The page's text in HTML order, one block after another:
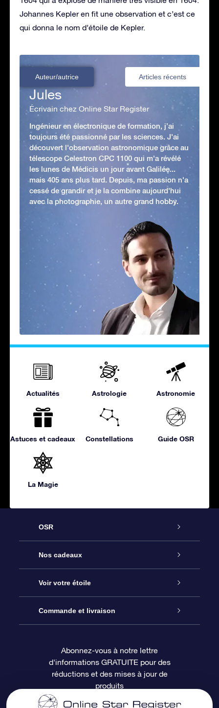
Johannes Kepler en fit une observation et c’est ce
qui donna le nom d’étoile de Kepler.
Auteur/autrice Articles récents
Jules
Écrivain chez Online Star Register
Ingénieur en électronique de formation, j’ai
toujours été passionné par les sciences. J'ai
découvert l'observation astronomique grâce au
télescope Celestron CPC 1100 qui m'a révélé
les lunes de Médicis un jour avant Galilée...
mais 405 ans plus tard. Depuis, ma passion n'a
cessé de grandir et je la combine aujourd'hui
avec la photographie, un autre grand hobby.
Actualités Astrologie Astronomie
Astuces et cadeaux Constellations Guide OSR
La Magie
OSR
Service
À propos de l’OSR
Nous contacter
Questions fréquemment posées
Revues
Nos cadeaux
Cadeau d’étoile en ligne
Coffret cadeau OSR
Carte cadeau OSR
Voir votre étoile
Registre des étoiles
Page d’accueil personnalisée
Commande et livraison
Informations de paiement
Informations d’expédition
Abonnez-vous à notre lettre
d'informations GRATUITE pour des
réductions et des mises à jour de
produits